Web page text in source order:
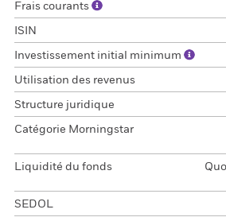
Frais courants
ISIN
Investissement initial minimum
Utilisation des revenus
Structure juridique
Catégorie Morningstar
Liquidité du fonds
SEDOL